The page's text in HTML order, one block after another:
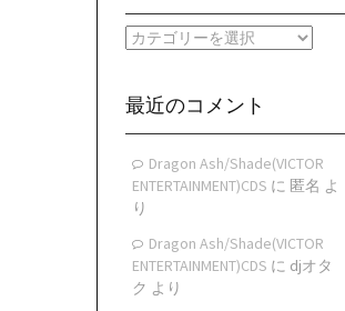
イ
ブ
カ
リ
最近のコメント
Dragon Ash/Shade(VICTOR
ENTERTAINMENT)CDS に 匿名 よ
り
Dragon Ash/Shade(VICTOR
ENTERTAINMENT)CDS に djオタ
ク より